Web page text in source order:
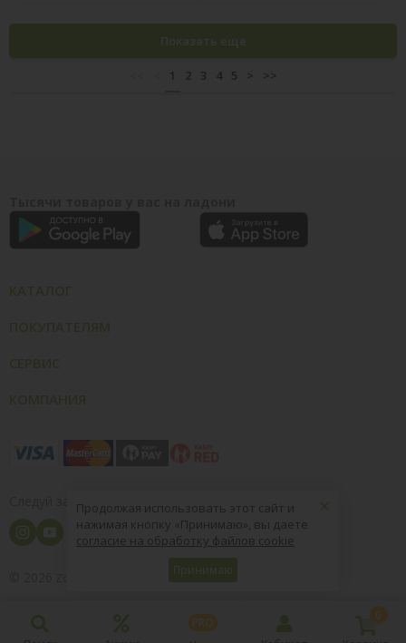
Показать еще
1 2 3 4 5 > >>
Следуй за нами
8 (800) 004-09-40
PRO
0
×
Продолжая использовать этот сайт и
нажимая кнопку «Принимаю», вы даете
согласие на обработку файлов cookie
Принимаю